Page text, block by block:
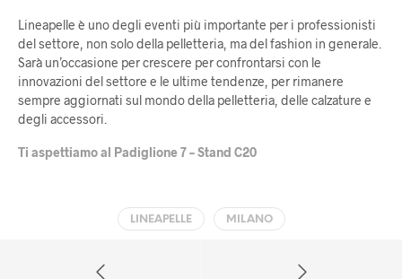
Lineapelle è uno degli eventi più importante per i professionisti
del settore, non solo della pelletteria, ma del fashion in generale.
Sarà un’occasione per crescere per confrontarsi con le
innovazioni del settore e le ultime tendenze, per rimanere
sempre aggiornati sul mondo della pelletteria, delle calzature e
degli accessori.
Ti aspettiamo al Padiglione 7 – Stand C20
LINEAPELLE MILANO